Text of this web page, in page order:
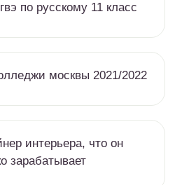
по русскому 11 класс
москвы 2021/2022
интерьера, что он
зарабатывает